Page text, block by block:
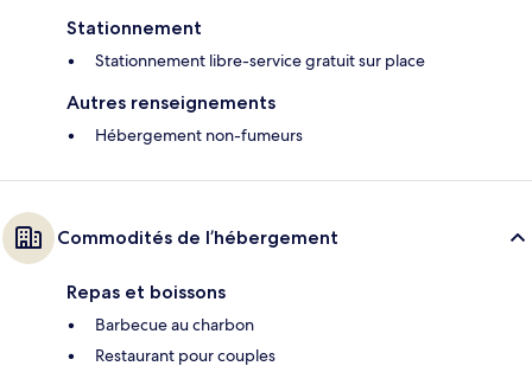
Stationnement
Stationnement libre-service gratuit sur place
Autres renseignements
Hébergement non-fumeurs
Commodités de l’hébergement
Repas et boissons
Barbecue au charbon
Restaurant pour couples